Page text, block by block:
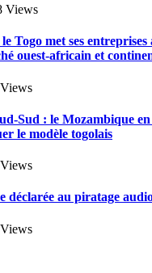
Views
Togo met ses entreprises
ouest-africain et
Views
Sud : le Mozambique
le modèle togolais
Views
déclarée au piratage
Views